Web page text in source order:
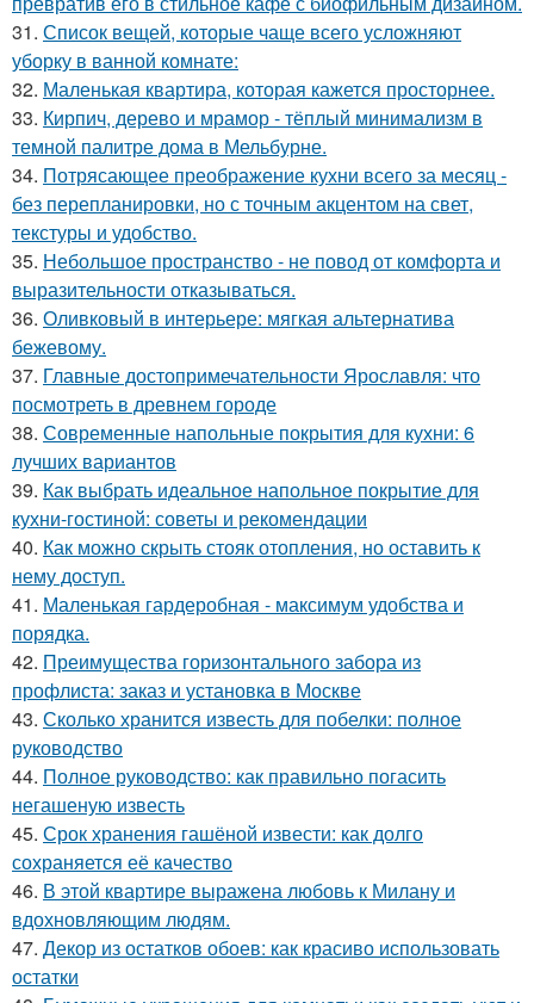
31. Список вещей, которые чаще всего усложняют
уборку в ванной комнате:
32. Маленькая квартира, которая кажется просторнее.
33. Кирпич, дерево и мрамор - тёплый минимализм в
темной палитре дома в Мельбурне.
34. Потрясающее преображение кухни всего за месяц -
без перепланировки, но с точным акцентом на свет,
текстуры и удобство.
35. Небольшое пространство - не повод от комфорта и
выразительности отказываться.
36. Оливковый в интерьере: мягкая альтернатива
бежевому.
37. Главные достопримечательности Ярославля: что
посмотреть в древнем городе
38. Современные напольные покрытия для кухни: 6
лучших вариантов
39. Как выбрать идеальное напольное покрытие для
кухни-гостиной: советы и рекомендации
40. Как можно скрыть стояк отопления, но оставить к
нему доступ.
41. Маленькая гардеробная - максимум удобства и
порядка.
42. Преимущества горизонтального забора из
профлиста: заказ и установка в Москве
43. Сколько хранится известь для побелки: полное
руководство
44. Полное руководство: как правильно погасить
негашеную известь
45. Срок хранения гашёной извести: как долго
сохраняется её качество
46. В этой квартире выражена любовь к Милану и
вдохновляющим людям.
47. Декор из остатков обоев: как красиво использовать
остатки